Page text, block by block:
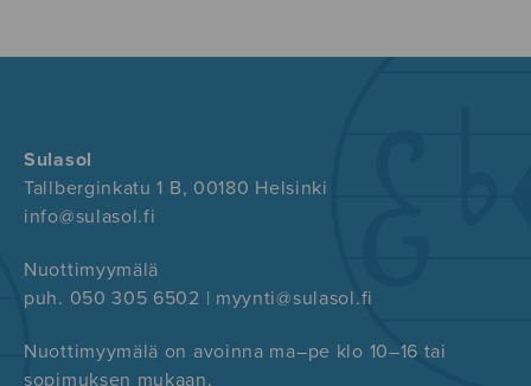
Sulasol
Tallberginkatu 1 B, 00180 Helsinki
info@sulasol.fi
Nuottimyymälä
puh. 050 305 6502 | myynti@sulasol.fi
Nuottimyymälä on avoinna ma–pe klo 10–16 tai
sopimuksen mukaan.